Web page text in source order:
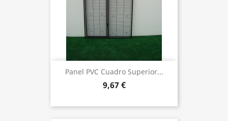
Panel PVC Cuadro Superior...
9,67 €